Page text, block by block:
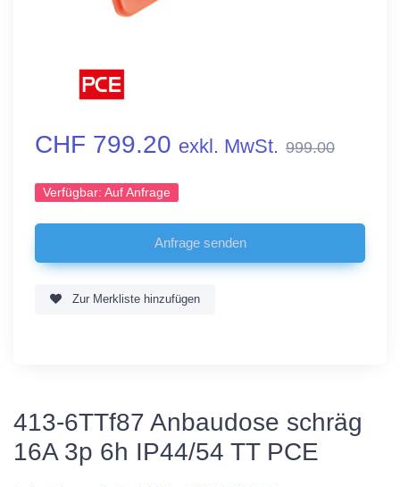
CHF 799.20 exkl. MwSt. 999.00
Verfügbar: Auf Anfrage
Zur Merkliste hinzufügen
413-6TTf87 Anbaudose schräg
16A 3p 6h IP44/54 TT PCE